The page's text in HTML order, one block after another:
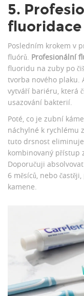
5.
fluoridace
Posledním krokem v
fluórů. Profesionální
fluoridu na zuby po
tvorba nového plaku.
vytváří bariéru, která
usazování bakterií.
Poté, co je zubní
náchylné k rychlému
tuto drsnost
kombinovaný přístup
Doporučuji
6 měsíců, nebo
kamene.